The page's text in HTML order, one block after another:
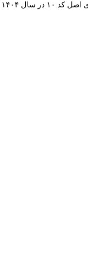
شده است: